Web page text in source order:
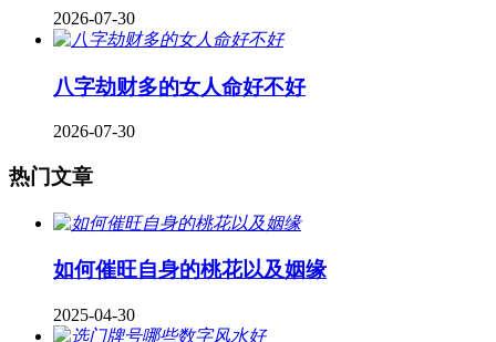
2026-07-30
八字劫财多的女人命好不好
2026-07-30
热门文章
如何催旺自身的桃花以及姻缘
2025-04-30